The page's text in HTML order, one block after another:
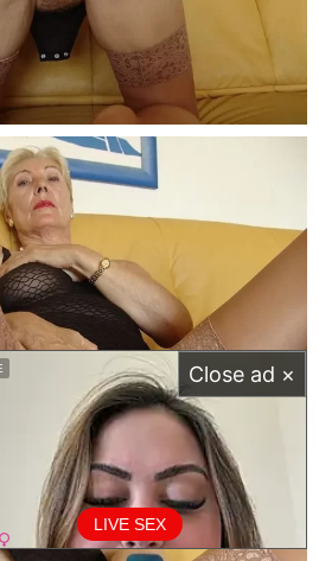
LIVE SEX
Close ad ×